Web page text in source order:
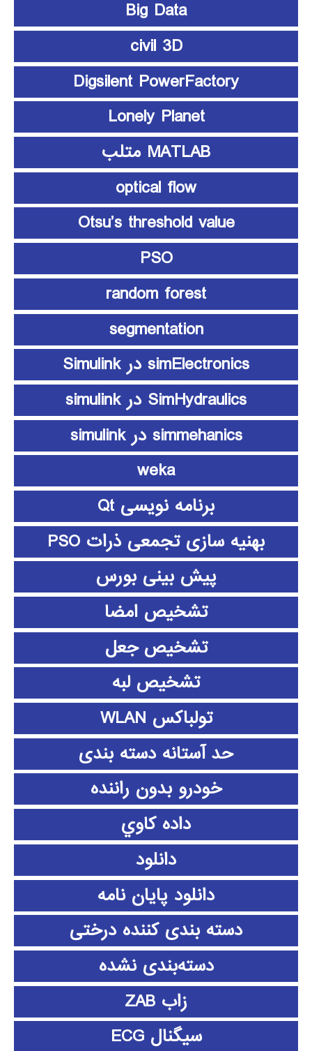
Big Data
civil 3D
Digsilent PowerFactory
Lonely Planet
MATLAB متلب
optical flow
Otsu’s threshold value
PSO
random forest
segmentation
simElectronics در Simulink
SimHydraulics در simulink
simmehanics در simulink
weka
برنامه نویسی Qt
بهنیه سازی تجمعی ذرات PSO
پیش بینی بورس
تشخیص امضا
تشخیص جعل
تشخیص لبه
تولباکس WLAN
حد آستانه دسته بندی
خودرو بدون راننده
داده كاوي
دانلود
دانلود پايان نامه
دسته بندی کننده درختی
دسته‌بندی نشده
زاب ZAB
سیگنال ECG